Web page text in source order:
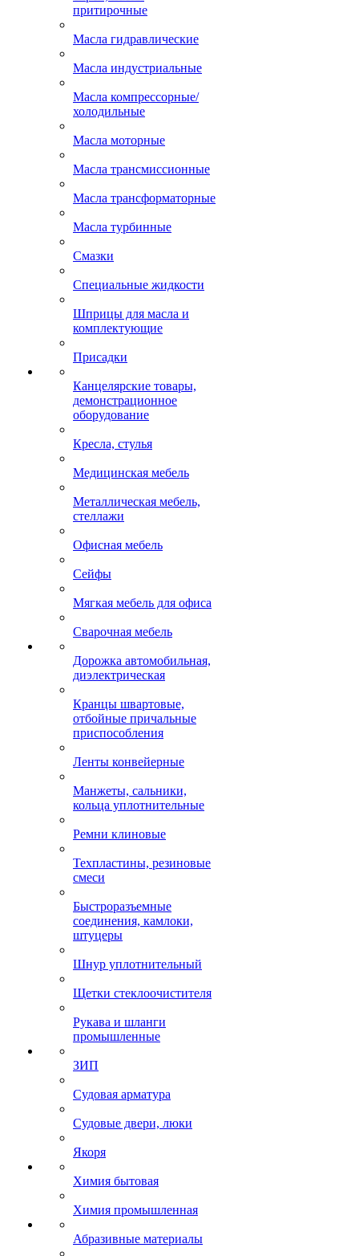
притирочные
Масла гидравлические
Масла индустриальные
Масла компрессорные/
холодильные
Масла моторные
Масла трансмиссионные
Масла трансформаторные
Масла турбинные
Смазки
Специальные жидкости
Шприцы для масла и
комплектующие
Присадки
Канцелярские товары,
демонстрационное
оборудование
Кресла, стулья
Медицинская мебель
Металлическая мебель,
стеллажи
Офисная мебель
Сейфы
Мягкая мебель для офиса
Сварочная мебель
Дорожка автомобильная,
диэлектрическая
Кранцы швартовые,
отбойные причальные
приспособления
Ленты конвейерные
Манжеты, сальники,
кольца уплотнительные
Ремни клиновые
Техпластины, резиновые
смеси
Быстроразъемные
соединения, камлоки,
штуцеры
Шнур уплотнительный
Щетки стеклоочистителя
Рукава и шланги
промышленные
ЗИП
Судовая арматура
Судовые двери, люки
Якоря
Химия бытовая
Химия промышленная
Абразивные материалы